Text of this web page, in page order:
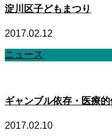
淀川区子どもまつり
2017.02.12
ニュース
ギャンブル依存・医療
2017.02.10